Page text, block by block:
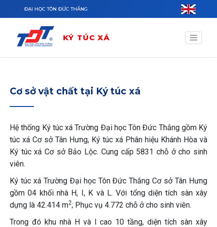
Nhảy đến nội dung
ĐẠI HỌC TÔN ĐỨC THẮNG
KÝ TÚC XÁ
Cơ sở vật chất tại Ký túc xá
Hệ thống Ký túc xá Trường Đại học Tôn Đức Thắng gồm Ký
túc xá Cơ sở Tân Hưng, Ký túc xá Phân hiệu Khánh Hòa và
Ký túc xá Cơ sở Bảo Lộc. Cung cấp 5831 chỗ ở cho sinh
viên.
Ký túc xá Trường Đại học Tôn Đức Thắng Cơ sở Tân Hưng
gồm 04 khối nhà H, I, K và L. Với tổng diện tích sàn xây
dựng là 42.414 m2; Phục vụ 4.772 chỗ ở cho sinh viên.
Trong đó khu nhà H và I cao 10 tầng, diện tích sàn xây